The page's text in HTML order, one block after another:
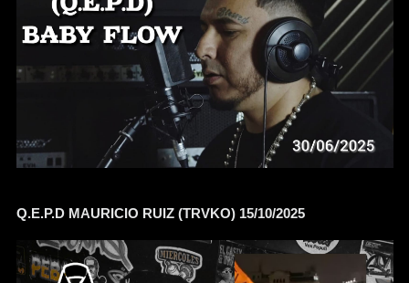
Q.E.P.D MAURICIO RUIZ (TRVKO) 15/10/2025